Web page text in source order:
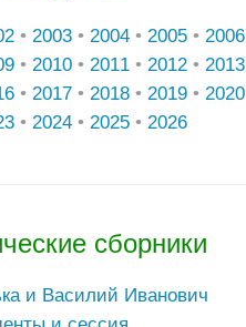
• 2003 • 2004 • 2005 • 2006
• 2010 • 2011 • 2012 • 2013
• 2017 • 2018 • 2019 • 2020
• 2024 • 2025 • 2026
сборники
и Василий Иванович